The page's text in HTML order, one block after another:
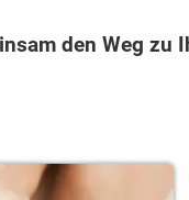
den Weg zu